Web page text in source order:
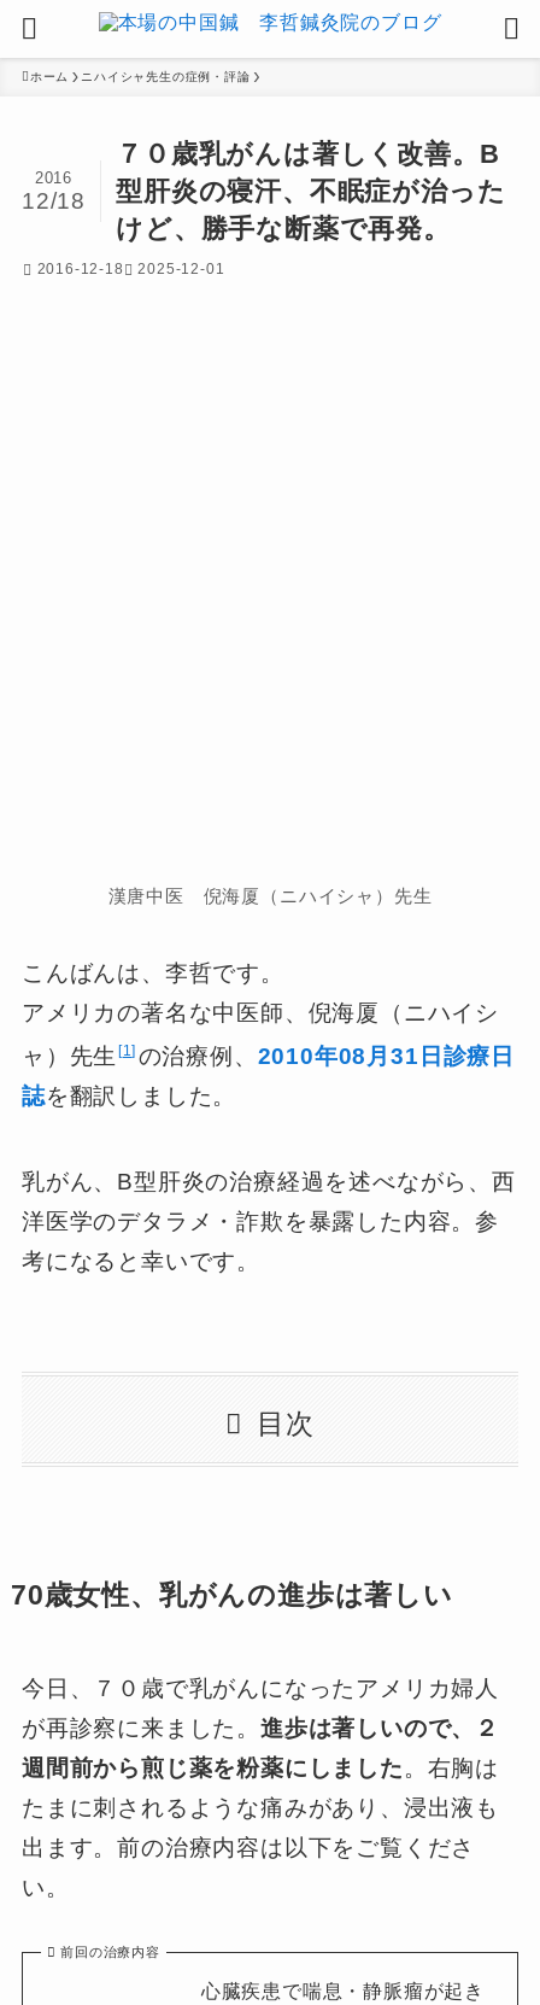
ホーム ニハイシャ先生の症例・評論
７０歳乳がんは著しく改善。B
型肝炎の寝汗、不眠症が治った
けど、勝手な断薬で再発。
2016
12/18
2016-12-18 2025-12-01
漢唐中医 倪海厦（ニハイシャ）先生
こんばんは、李哲です。
アメリカの著名な中医師、倪海厦（ニハイシ
ャ）先生 1 の治療例、 2010年08月31日診療日
誌を翻訳しました。
乳がん、B型肝炎の治療経過を述べながら、西
洋医学のデタラメ・詐欺を暴露した内容。参
考になると幸いです。
目次
70歳女性、乳がんの進歩は著しい
今日、７０歳で乳がんになったアメリカ婦人
が再診察に来ました。 進歩は著しいので、２
週間前から煎じ薬を粉薬にしました。右胸は
たまに刺されるような痛みがあり、浸出液も
出ます。前の治療内容は以下をご覧くださ
い。
前回の治療内容
心臓疾患で喘息・静脈瘤が起き